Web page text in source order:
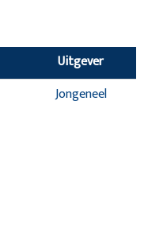
Uitgever
Jongeneel